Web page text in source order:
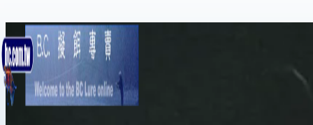
Skip
to
content